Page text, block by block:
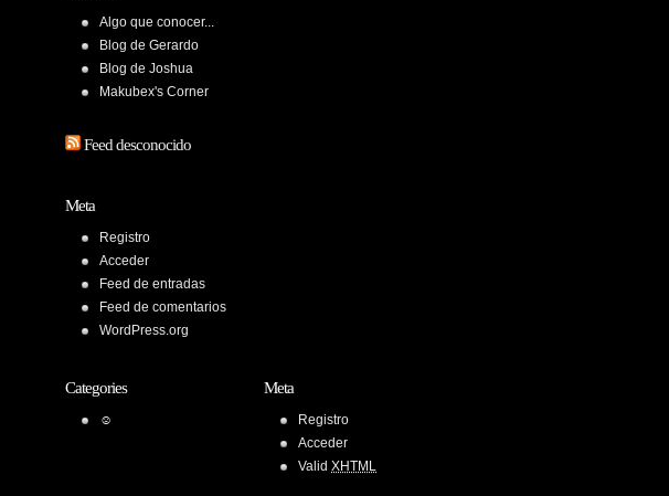
Algo que conocer...
Blog de Gerardo
Blog de Joshua
Makubex's Corner
Feed desconocido
Meta
Registro
Acceder
Feed de entradas
Feed de comentarios
WordPress.org
Categories
☺
Meta
Registro
Acceder
Valid XHTML